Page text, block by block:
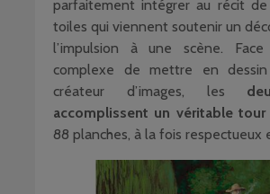
parfaitement intégrer au récit de
toiles qui viennent soutenir un
l’impulsion à une scène. Face
complexe de mettre en
créateur d’images, les
accomplissent un véritable
88 planches, à la fois respectueux